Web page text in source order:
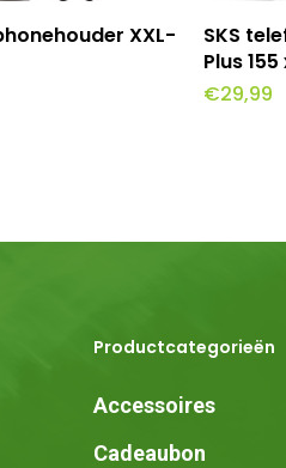
Winkelwagen
XXL-
SKS
Plus
€29,99
Productcategorieën
Accessoires
Cadeaubon